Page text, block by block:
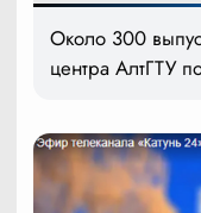
Около 300
центра АлтГТУ